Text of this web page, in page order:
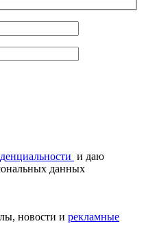
и даю
данных
новости и рекламные